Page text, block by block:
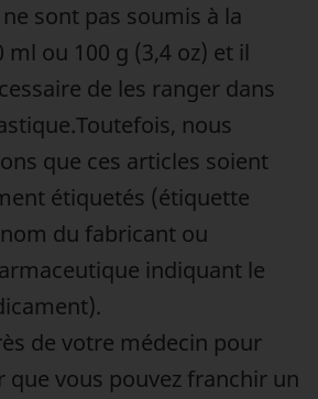
ne sont pas soumis à la
ml ou 100 g (3,4 oz) et il
de les ranger dans
nous
que ces articles soient
étiquetés (étiquette
du fabricant ou
indiquant le
de votre médecin pour
que vous pouvez franchir un